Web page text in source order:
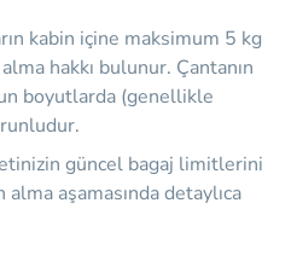
kabin içine maksimum 5 kg
hakkı bulunur. Çantanın
boyutlarda (genellikle
güncel bagaj limitlerini
aşamasında detaylıca